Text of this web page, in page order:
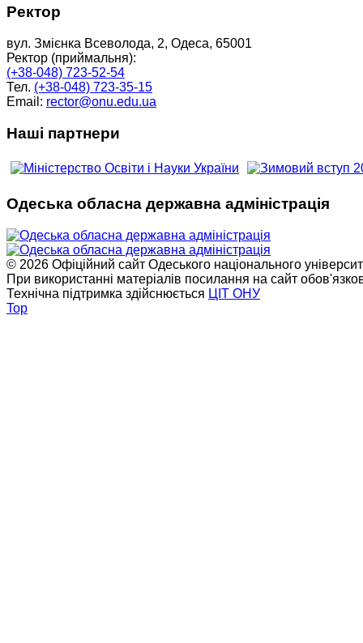
Ректор
вул. Змієнка Всеволода, 2, Одеса, 65001
Ректор (приймальня):
(+38-048) 723-52-54
Тел. (+38-048) 723-35-15
Email: rector@onu.edu.ua
Наші партнери
Одеська обласна державна адміністрація
© 2026 Офіційний сайт Одеського національного
При використанні матеріалів посилання на сайт
Технічна підтримка здійснюється ЦІТ ОНУ
Top